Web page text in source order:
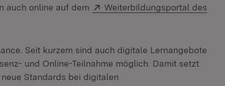
auch online auf dem Extern:
Weiterbildungsportal des
Seit kurzem sind auch digitale Lernangebote
und Online-Teilnahme möglich. Damit setzt
Standards bei digitalen